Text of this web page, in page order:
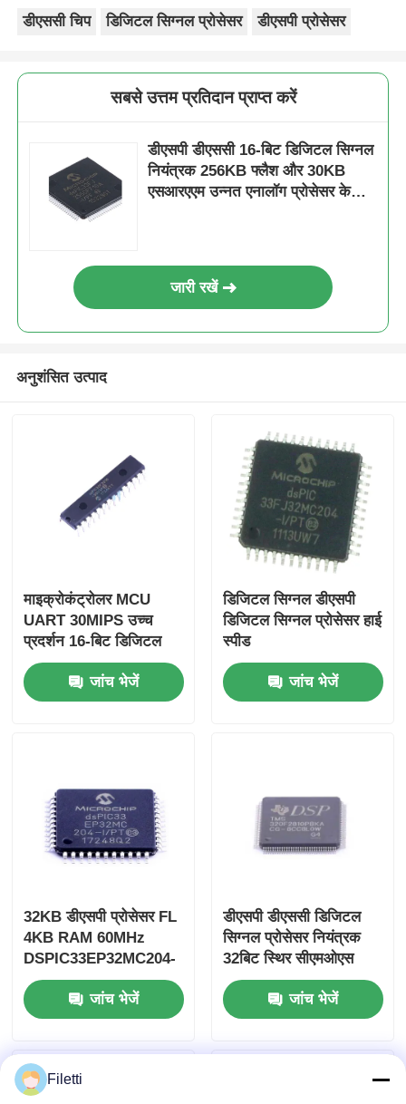
डीएससी चिप
डिजिटल सिग्नल प्रोसेसर डीएसपी प्रोसेसर
सबसे उत्तम प्रतिदान प्राप्त करें
डीएसपी डीएससी 16-बिट डिजिटल सिग्नल
नियंत्रक 256KB फ्लैश और 30KB
एसआरएएम उन्नत एनालॉग प्रोसेसर के
जारी रखें
अनुशंसित उत्पाद
माइक्रोकंट्रोलर MCU
UART 30MIPS उच्च
प्रदर्शन 16-बिट डिजिटल
सिग्नल नियंत्रक चिप
DSPIC30F2010-30I/SP
जांच भेजें
डिजिटल सिग्नल डीएसपी
डिजिटल सिग्नल प्रोसेसर हाई
स्पीड
आई/पीटी
जांच भेजें
32KB डीएसपी प्रोसेसर FL
4KB RAM 60MHz
DSPIC33EP32MC204-
I/PT
जांच भेजें
डीएसपी डीएससी डिजिटल
सिग्नल प्रोसेसर नियंत्रक
32बिट स्थिर सीएमओएस
टीएमएस 320एफ 2810
पीबीकेए
जांच भेजें
Filetti